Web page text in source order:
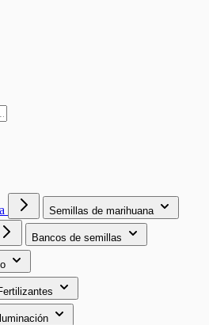
Semillas de marihuana
Bancos de semillas
Iluminación